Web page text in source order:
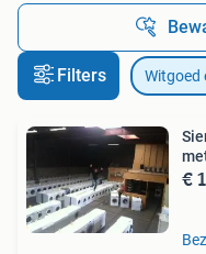
Filters Witgoed
€